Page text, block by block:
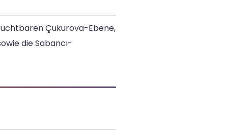
Çukurova-Ebene,
die Sabancı-